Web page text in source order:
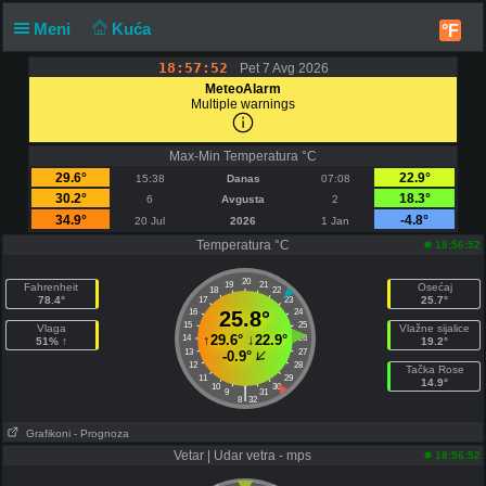
Meni Kuća °F
18:57:52
Pet 7 Avg 2026
MeteoAlarm
Multiple warnings
Max-Min Temperatura °C
29.6°
15:38 Danas 07:08
22.9°
30.2°
6 Avgusta 2
18.3°
34.9°
20 Jul 2026 1 Jan
-4.8°
Temperatura °C
18:56:52
Fahrenheit
78.4°
Vlaga
51% ↑
20
19 21
18
22
17
23
16
24
15
25
14
26
13
27
12
28
11
29
10
30
9 31
|
8 32
25.8°
↑29.6°↓22.9°
-0.9°
Osećaj
25.7°
Vlažne sijalice
19.2°
Tačka Rose
14.9°
Grafikoni - Prognoza
Vetar | Udar vetra - mps 18:56:52